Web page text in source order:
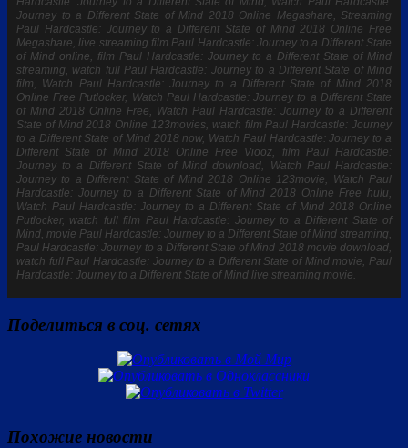
Journey to a Different State of Mind 2018 Online Megashare, Streaming
Paul Hardcastle: Journey to a Different State of Mind 2018 Online Free
Megashare, live streaming film Paul Hardcastle: Journey to a Different State
of Mind online, film Paul Hardcastle: Journey to a Different State of Mind
streaming, watch full Paul Hardcastle: Journey to a Different State of Mind
film, Watch Paul Hardcastle: Journey to a Different State of Mind 2018
Online Free Putlocker, Watch Paul Hardcastle: Journey to a Different State
of Mind 2018 Online Free, Watch Paul Hardcastle: Journey to a Different
State of Mind 2018 Online 123movies, watch film Paul Hardcastle: Journey
to a Different State of Mind 2018 now, Watch Paul Hardcastle: Journey to a
Different State of Mind 2018 Online Free Viooz, film Paul Hardcastle:
Journey to a Different State of Mind download, Watch Paul Hardcastle:
Journey to a Different State of Mind 2018 Online 123movie, Watch Paul
Hardcastle: Journey to a Different State of Mind 2018 Online Free hulu,
Watch Paul Hardcastle: Journey to a Different State of Mind 2018 Online
Putlocker, watch full film Paul Hardcastle: Journey to a Different State of
Mind, movie Paul Hardcastle: Journey to a Different State of Mind streaming,
Paul Hardcastle: Journey to a Different State of Mind 2018 movie download,
watch full Paul Hardcastle: Journey to a Different State of Mind movie, Paul
Hardcastle: Journey to a Different State of Mind live streaming movie.
Поделиться в соц. сетях
Похожие новости